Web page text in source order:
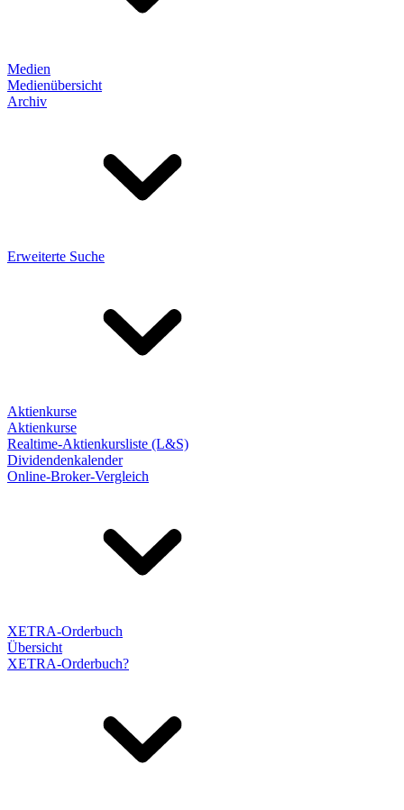
Medien
Medienübersicht
Archiv
Erweiterte Suche
Aktienkurse
Aktienkurse
Realtime-Aktienkursliste (L&S)
Dividendenkalender
Online-Broker-Vergleich
XETRA-Orderbuch
Übersicht
XETRA-Orderbuch?